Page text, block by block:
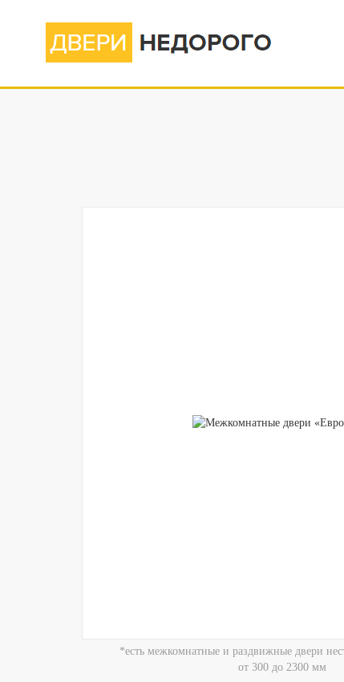
*есть межкомнатные и раздвижные двери
от 300 до 2300 мм